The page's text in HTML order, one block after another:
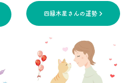
四緑木星さんの運勢